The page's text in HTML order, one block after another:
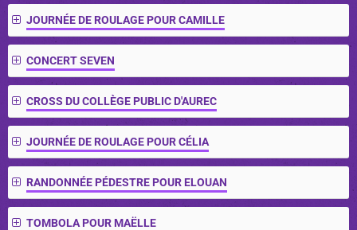
JOURNÉE DE ROULAGE POUR CAMILLE
CONCERT SEVEN
CROSS DU COLLÈGE PUBLIC D'AUREC
JOURNÉE DE ROULAGE POUR CÉLIA
RANDONNÉE PÉDESTRE POUR ELOUAN
TOMBOLA POUR MAËLLE